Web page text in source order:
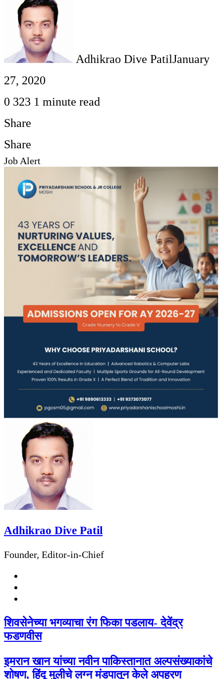
Adhikrao Dive PatilJanuary
27, 2020
0 323 1 minute read
Share
Facebook
Twitter
LinkedIn
Pinterest
WhatsApp
Telegram
Share
via
Email
Print
Share
Facebook
Twitter
LinkedIn
Pinterest
Messenger
Messenger
WhatsApp
Telegram
Share
via
Print
Job Alert
Adhikrao Dive Patil
Founder, Editor-in-Chief
शिवसेनेच्या भगव्याचा रंग फिका पडलाय- देवेंद्र
फडणवीस
इमरान खान यांच्या नवीन पाकिस्तानात अल्पसंख्याकांचे
शोषण, हिंदू मुलीचे लग्न मंडपातून केले अपहरण